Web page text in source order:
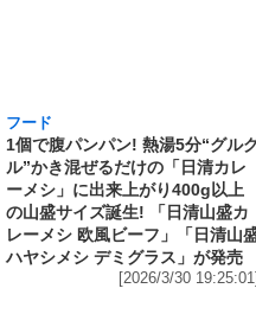
レーメシ 欧風ビーフ」「日清山盛
ハヤシメシ デミグラス」が発売
[2026/3/30 19:25:01]
フード
Amazonで
用した「